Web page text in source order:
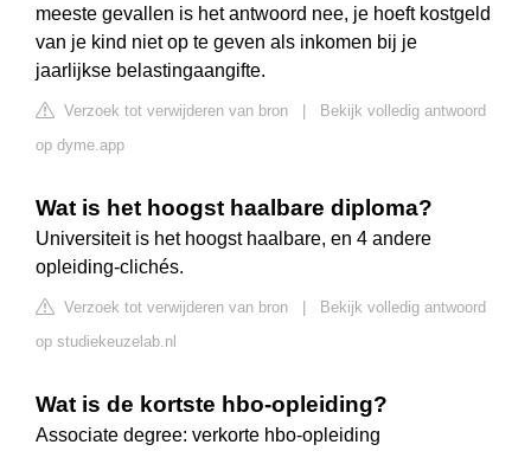
meeste gevallen is het antwoord nee, je hoeft kostgeld
van je kind niet op te geven als inkomen bij je
jaarlijkse belastingaangifte.
Verzoek tot verwijderen van bron
Bekijk volledig antwoord
op dyme.app
Wat is het hoogst haalbare diploma?
Universiteit is het hoogst haalbare, en 4 andere
opleiding-clichés.
Verzoek tot verwijderen van bron
Bekijk volledig antwoord
op studiekeuzelab.nl
Wat is de kortste hbo-opleiding?
Associate degree: verkorte hbo-opleiding